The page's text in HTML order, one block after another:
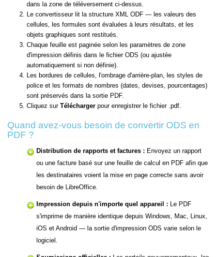
dans la zone de téléversement ci-dessus.
Le convertisseur lit la structure XML ODF — les valeurs des
cellules, les formules sont évaluées à leurs résultats, et les
objets graphiques sont restitués.
Chaque feuille est paginée selon les paramètres de zone
d'impression définis dans le fichier ODS (ou ajustée
automatiquement si non définie).
Les bordures de cellules, l'ombrage d'arrière-plan, les styles de
police et les formats de nombres (dates, devises, pourcentages)
sont préservés dans la sortie PDF.
Cliquez sur Télécharger pour enregistrer le fichier .pdf.
Quand avez-vous besoin de convertir ODS en
PDF ?
Distribution de rapports et factures : Envoyez un rapport
ou une facture basé sur une feuille de calcul en PDF afin que
les destinataires voient la mise en page correcte sans avoir
besoin de LibreOffice.
Impression depuis n'importe quel appareil : Le PDF
s'imprime de manière identique depuis Windows, Mac, Linux,
iOS et Android — la sortie d'impression ODS varie selon le
logiciel.